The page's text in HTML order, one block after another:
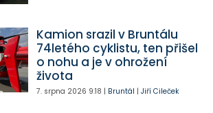
Kamion srazil v Bruntálu
74letého cyklistu, ten přišel
o nohu a je v ohrožení
života
7. srpna 2026 9:18 | Bruntál | Jiří Cileček